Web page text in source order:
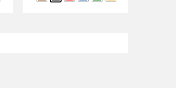
wynosiła:
wynosi: